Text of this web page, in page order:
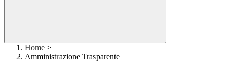
Home >
Amministrazione Trasparente